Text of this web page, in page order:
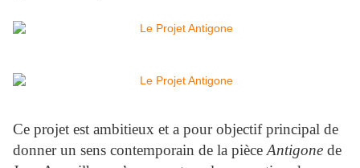
Ce projet est ambitieux et a pour objectif principal de
donner un sens contemporain de la pièce Antigone de